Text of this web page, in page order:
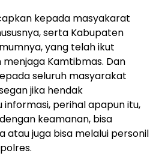
kepada masyakarat
serta Kabupaten
yang telah ikut
Kamtibmas. Dan
seluruh masyarakat
jika hendak
perihal apapun itu,
keamanan, bisa
atau juga bisa melalui personil